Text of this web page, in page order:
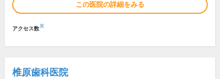
この医院の詳細をみる
アクセス数※
椎原歯科医院